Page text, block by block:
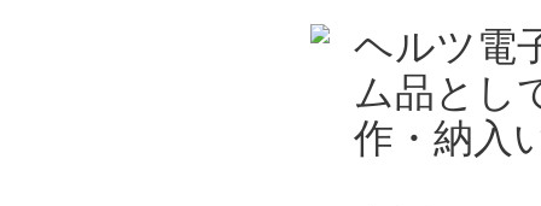
ヘルツ電
ム品とし
作・納入